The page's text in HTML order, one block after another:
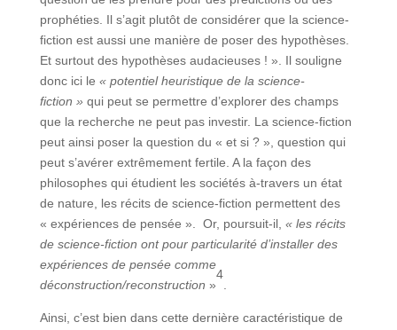
prophéties. Il s’agit plutôt de considérer que la science-
fiction est aussi une manière de poser des hypothèses.
Et surtout des hypothèses audacieuses ! ». Il souligne
donc ici le « potentiel heuristique de la science-
fiction » qui peut se permettre d’explorer des champs
que la recherche ne peut pas investir. La science-fiction
peut ainsi poser la question du « et si ? », question qui
peut s’avérer extrêmement fertile. A la façon des
philosophes qui étudient les sociétés à-travers un état
de nature, les récits de science-fiction permettent des
« expériences de pensée ». Or, poursuit-il, « les récits
de science-fiction ont pour particularité d’installer des
expériences de pensée comme
déconstruction/reconstruction »
4
Ainsi, c’est bien dans cette dernière caractéristique de